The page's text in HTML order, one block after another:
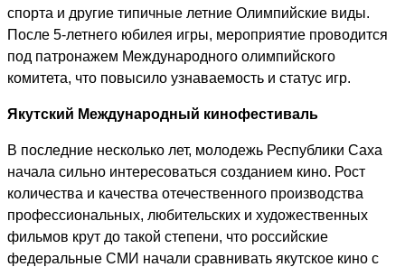
спорта и другие типичные летние Олимпийские виды.
После 5-летнего юбилея игры, мероприятие проводится
под патронажем Международного олимпийского
комитета, что повысило узнаваемость и статус игр.
Якутский Международный кинофестиваль
В последние несколько лет, молодежь Республики Саха
начала сильно интересоваться созданием кино. Рост
количества и качества отечественного производства
профессиональных, любительских и художественных
фильмов крут до такой степени, что российские
федеральные СМИ начали сравнивать якутское кино с